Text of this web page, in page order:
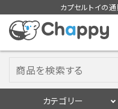
カプセルトイの
カテゴリー